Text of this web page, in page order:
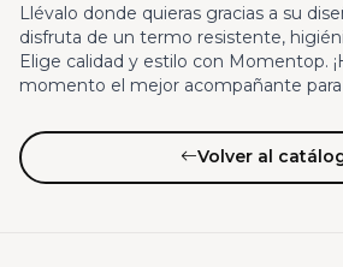
Llévalo donde quieras gracias a su
disfruta de un termo resistente,
Elige calidad y estilo con Momentop.
momento el mejor acompañante
Volver al